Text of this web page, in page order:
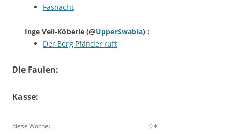
Fasnacht
Inge Veil-Köberle (@UpperSwabia) :
Der Berg Pfänder ruft
Die Faulen:
Kasse:
diese Woche: 0 €